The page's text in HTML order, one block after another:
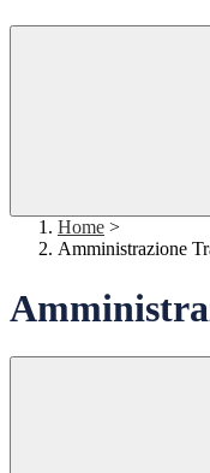
Home >
Amministrazione